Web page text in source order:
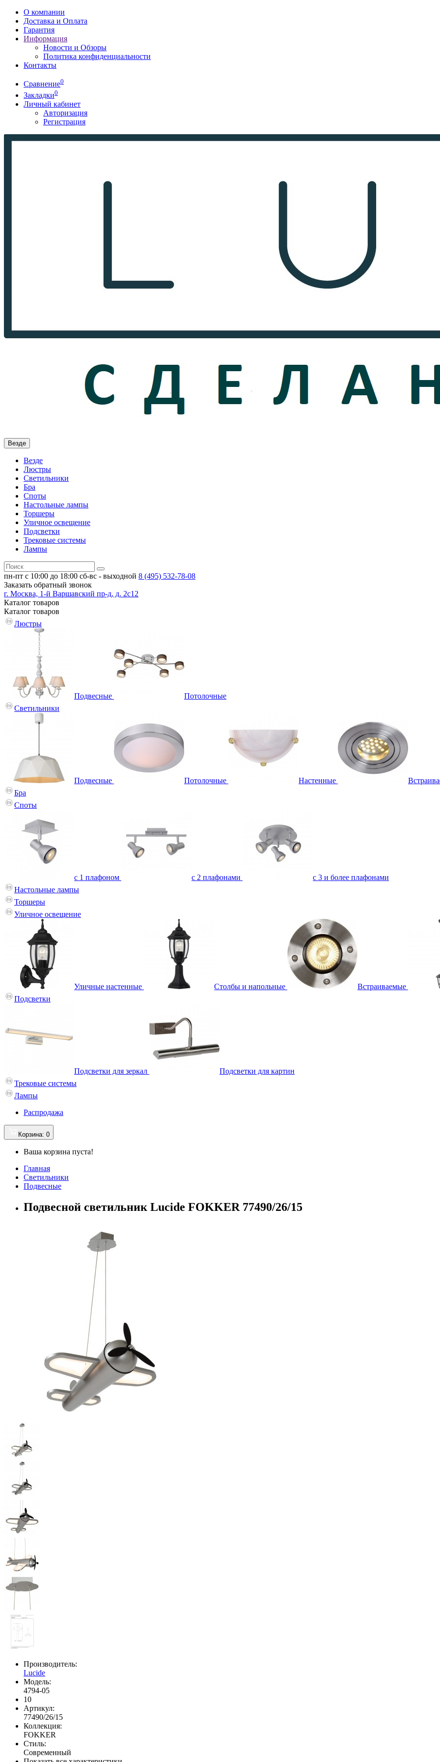
О компании
Доставка и Оплата
Гарантия
Информация
Новости и Обзоры
Политика конфиденциальности
Контакты
Сравнение0
Закладки0
Личный кабинет
Авторизация
Регистрация
Везде
Везде
Люстры
Светильники
Бра
Споты
Настольные лампы
Торшеры
Уличное освещение
Подсветки
Трековые системы
Лампы
пн-пт с 10:00 до 18:00 сб-вс - выходной 8 (495) 532-78-08
Заказать обратный звонок
г. Москва, 1-й Варшавский пр-д, д. 2с12
Каталог товаров
Каталог товаров
Люстры
Подвесные
Потолочные
Светильники
Подвесные Потолочные Настенные
Бра
Споты
с 1 плафоном с 2 плафонами
с 3 и более плафонами
Настольные лампы
Торшеры
Уличное освещение
Уличные настенные Столбы и напольные Встраиваемые
Подсветки
Подсветки для зеркал
Подсветки для картин
Трековые системы
Лампы
Распродажа
Корзина: 0
Ваша корзина пуста!
Главная
Светильники
Подвесные
Подвесной светильник Lucide FOKKER 77490/26/15
Производитель:
Lucide
Модель:
4794-05
10
Артикул:
77490/26/15
Коллекция:
FOKKER
Стиль:
Современный